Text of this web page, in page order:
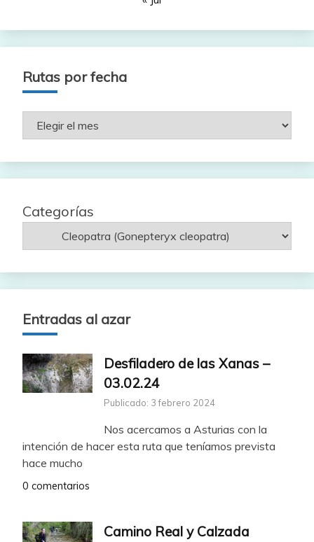
Rutas por fecha
Rutas
Categorías
Entradas al azar
Desfiladero de las Xanas –
03.02.24
Publicado: 3 febrero 2024
Nos acercamos a Asturias con la
intención de hacer esta ruta que teníamos prevista
hace mucho
0 comentarios
Camino Real y Calzada